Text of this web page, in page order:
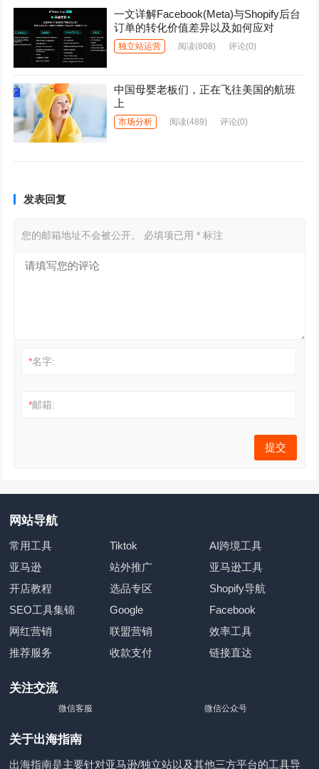
一文详解Facebook(Meta)与Shopify后台
订单的转化价值差异以及如何应对
独立站运营 阅读(808) 评论(0)
中国母婴老板们，正在飞往美国的航班
上
市场分析 阅读(489) 评论(0)
发表回复
您的邮箱地址不会被公开。 必填项已用* 标注
*名字:
*邮箱:
网站导航
常用工具 Tiktok
AI跨境工具
亚马逊
站外推广
亚马逊工具
开店教程
选品专区
Shopify导航
SEO工具集锦
Google
Facebook
网红营销
联盟营销
效率工具
推荐服务
收款支付 链接直达
关注交流
微信客服 微信公众号
关于出海指南
出海指南是主要针对亚马逊/独立站以及其他三方平台的工具导